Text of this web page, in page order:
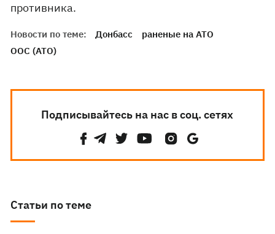
противника.
Новости по теме: Донбасс
раненые на АТО
ООС (АТО)
Подписывайтесь на нас в соц. сетях
Статьи по теме